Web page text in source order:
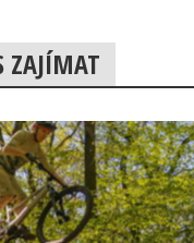
ZAJÍMAT